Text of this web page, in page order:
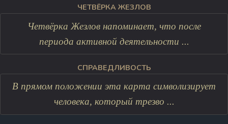
ЧЕТВЁРКА ЖЕЗЛОВ
Четвёрка Жезлов напоминает, что после
периода активной деятельности ...
СПРАВЕДЛИВОСТЬ
В прямом положении эта карта символизирует
человека, который трезво ...